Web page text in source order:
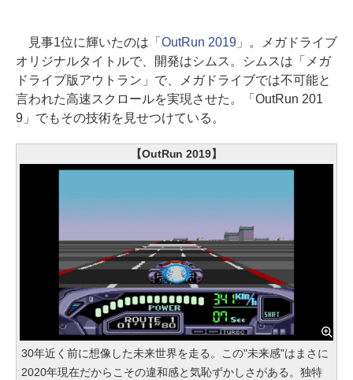
見事1位に輝いたのは 「OutRun 2019」
。メガドライブ
オリジナルタイトルで、開発はシムス。シムスは「メガ
ドライブ版アウトラン」で、メガドライブでは不可能と
言われた高速スクロールを実現させた。「OutRun 201
9」でもその技術を見せつけている。
【OutRun 2019】
30年近く前に想像した未来世界を走る。この"未来感"はまさに
2020年現在だからこその違和感と気恥ずかしさがある。独特